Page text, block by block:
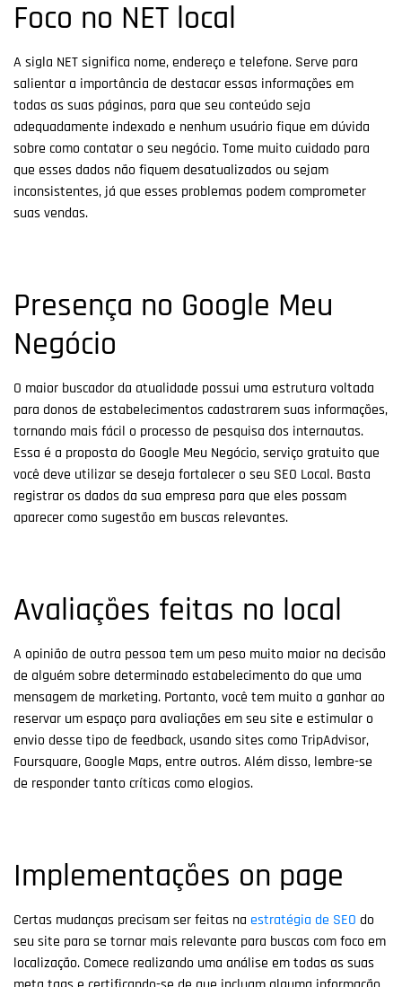
Foco no NET local
A sigla NET significa nome, endereço e telefone. Serve para
salientar a importância de destacar essas informações em
todas as suas páginas, para que seu conteúdo seja
adequadamente indexado e nenhum usuário fique em dúvida
sobre como contatar o seu negócio. Tome muito cuidado para
que esses dados não fiquem desatualizados ou sejam
inconsistentes, já que esses problemas podem comprometer
suas vendas.
Presença no Google Meu
Negócio
O maior buscador da atualidade possui uma estrutura voltada
para donos de estabelecimentos cadastrarem suas informações,
tornando mais fácil o processo de pesquisa dos internautas.
Essa é a proposta do Google Meu Negócio, serviço gratuito que
você deve utilizar se deseja fortalecer o seu SEO Local. Basta
registrar os dados da sua empresa para que eles possam
aparecer como sugestão em buscas relevantes.
Avaliações feitas no local
A opinião de outra pessoa tem um peso muito maior na decisão
de alguém sobre determinado estabelecimento do que uma
mensagem de marketing. Portanto, você tem muito a ganhar ao
reservar um espaço para avaliações em seu site e estimular o
envio desse tipo de feedback, usando sites como TripAdvisor,
Foursquare, Google Maps, entre outros. Além disso, lembre-se
de responder tanto críticas como elogios.
Implementações on page
Certas mudanças precisam ser feitas na estratégia de SEO do
seu site para se tornar mais relevante para buscas com foco em
localização. Comece realizando uma análise em todas as suas